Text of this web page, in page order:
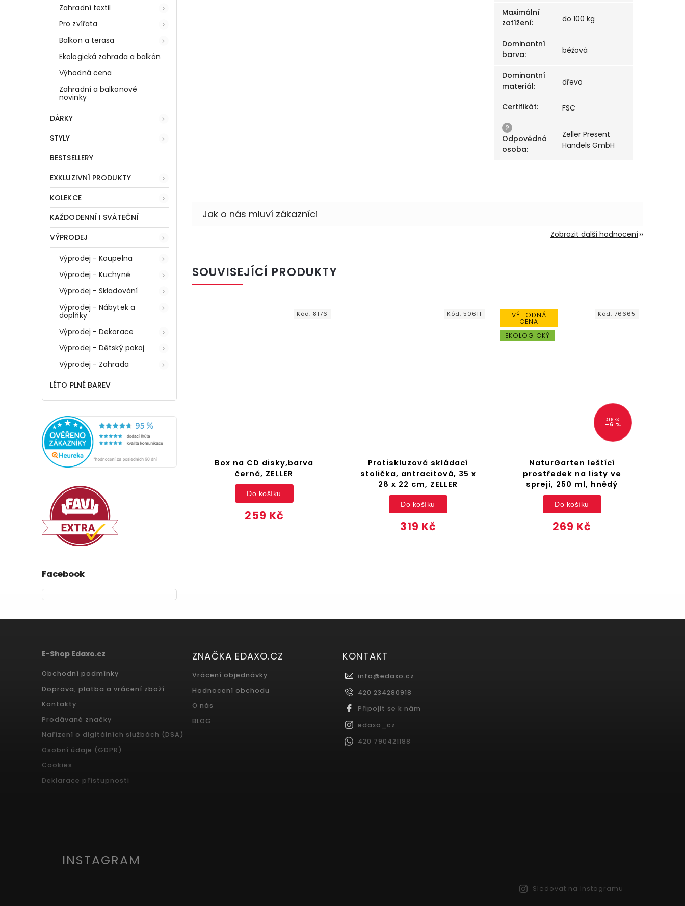
Zahradní textil
Pro zvířata
Balkon a terasa
Ekologická zahrada a balkón
Výhodná cena
Zahradní a balkonové
novinky
DÁRKY
STYLY
BESTSELLERY
EXKLUZIVNÍ PRODUKTY
KOLEKCE
KAŽDODENNÍ I SVÁTEČNÍ
VÝPRODEJ
Výprodej - Koupelna
Výprodej - Kuchyně
Výprodej - Skladování
Výprodej - Nábytek a
doplňky
Výprodej - Dekorace
Výprodej - Dětský pokoj
Výprodej - Zahrada
LÉTO PLNÉ BAREV
Facebook
Maximální
zatížení: do 100 kg
Dominantní
barva: béžová
Dominantní
materiál: dřevo
Certifikát:
FSC
?
Odpovědná
osoba:
Zeller Present
Handels GmbH
Zobrazit další hodnocení
SOUVISEJÍCÍ PRODUKTY
Box na CD disky,barva
černá, ZELLER
259 Kč
Do košíku
Kód: 8176
Protiskluzová skládací
stolička, antracitová, 35 x
28 x 22 cm, ZELLER
319 Kč
Do košíku
Kód: 50611 VÝHODNÁ
CENA
EKOLOGICKÝ
289 Kč
–6 %
NaturGarten leštící
prostředek na listy ve
spreji, 250 ml, hnědý
269 Kč
Do košíku
Kód: 76665
E-Shop Edaxo.cz
Obchodní podmínky
Doprava, platba a vrácení zboží
Kontakty
Prodávané značky
Nařízení o digitálních službách (DSA)
Osobní údaje (GDPR)
Cookies
Deklarace přístupnosti
ZNAČKA EDAXO.CZ
Vrácení objednávky
Hodnocení obchodu
O nás
BLOG
KONTAKT
info@edaxo.cz
420 234280918
Připojit se k nám
edaxo_cz
420 790421188
INSTAGRAM
Sledovat na Instagramu